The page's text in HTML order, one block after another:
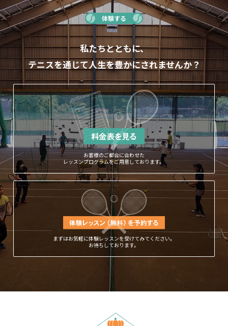
体験する
私たちとともに、
テニスを通じて人生を豊かにされませんか？
お客様のご都合に合わせた
レッスンプログラムをご用意しております。
まずはお気軽に体験レッスンを受けてみてください。
お待ちしております。